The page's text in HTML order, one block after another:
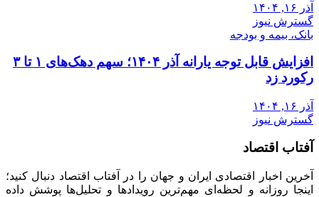
آذر ۱۶, ۱۴۰۴
گسترش نیوز
بانک، بیمه و بودجه
افزایش قابل توجه یارانه آذر ۱۴۰۴؛ سهم دهک‌های ۱ تا ۳
رکورد زد
آذر ۱۶, ۱۴۰۴
گسترش نیوز
آفتاب اقتصاد
آخرین اخبار اقتصادی ایران و جهان را در آفتاب اقتصاد دنبال کنید؛
اینجا روزانه و لحظه‌ای مهم‌ترین رویدادها و تحلیل‌ها پوشش داده